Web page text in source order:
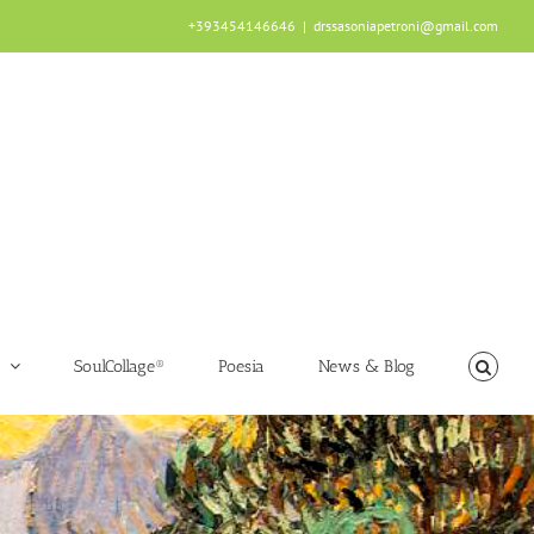
+393454146646 | drssasoniapetroni@gmail.com
SoulCollage® Poesia News & Blog